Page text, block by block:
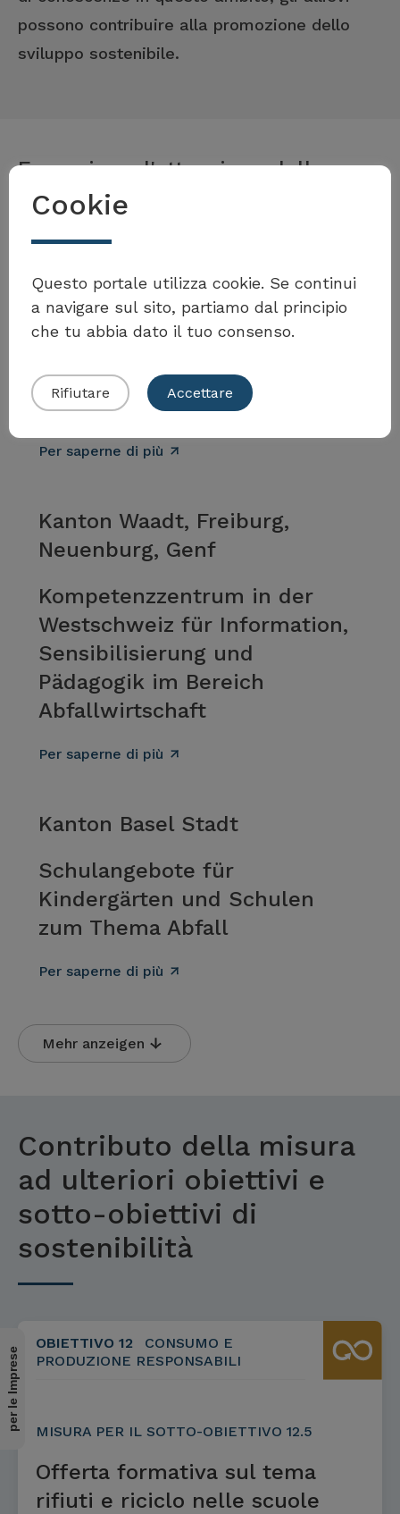
possono contribuire alla promozione dello
sviluppo sostenibile.
Volete partecipare al
Toolbox?
Esempi per l'attuazione della
misura
Carouge
Schule zur Sensibilisierung
für die Abfallthematik
Per saperne di più
Kanton Waadt, Freiburg,
Neuenburg, Genf
Kompetenzzentrum in der
Westschweiz für Information,
Sensibilisierung und
Pädagogik im Bereich
Abfallwirtschaft
Per saperne di più
Kanton Basel Stadt
Schulangebote für
Kindergärten und Schulen
zum Thema Abfall
Per saperne di più
Mehr anzeigen
Contributo della misura
ad ulteriori obiettivi e
sotto-obiettivi di
sostenibilità
OBIETTIVO 12
CONSUMO E
PRODUZIONE RESPONSABILI
MISURA PER IL SOTTO-OBIETTIVO 12.5
Offerta formativa sul tema
rifiuti e riciclo nelle scuole
per le Imprese
Cookie
Questo portale utilizza cookie. Se continui
a navigare sul sito, partiamo dal principio
che tu abbia dato il tuo consenso.
Rifiutare Accettare